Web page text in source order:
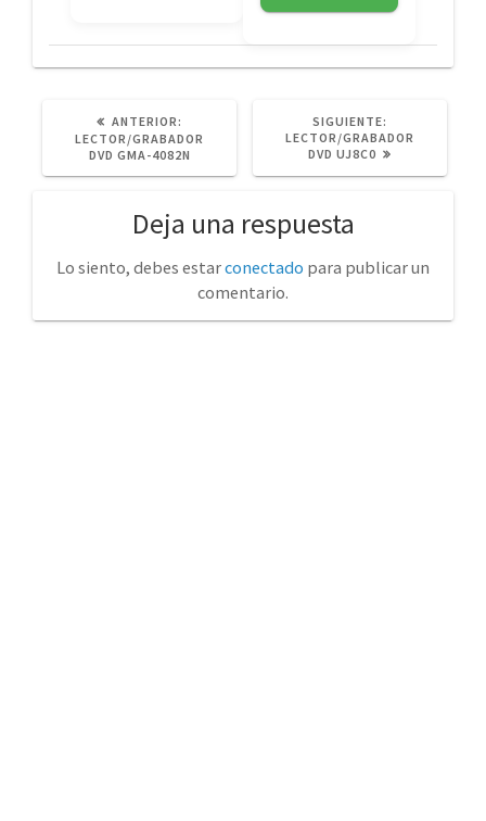
ANTERIOR:
ANTERIOR:
LECTOR/GRABADOR
DVD GMA-4082N
SIGUIENTE:
POST:
LECTOR/GRABADOR
DVD UJ8C0
Deja una respuesta
Lo siento, debes estarconectado para publicar un
comentario.